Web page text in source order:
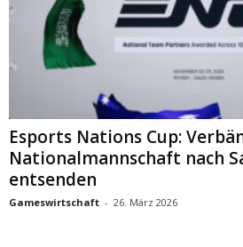
Esports Nations Cup:
Nationalmannschaft nach
entsenden
Gameswirtschaft - 26. März 2026